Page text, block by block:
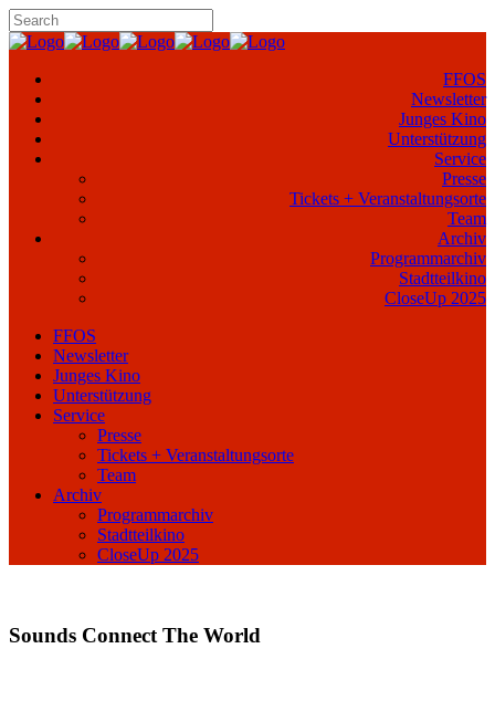
FFOS
Newsletter
Junges Kino
Unterstützung
Service
Presse
Tickets + Veranstaltungsorte
Team
Archiv
Programmarchiv
Stadtteilkino
CloseUp 2025
FFOS
Newsletter
Junges Kino
Unterstützung
Service
Presse
Tickets + Veranstaltungsorte
Team
Archiv
Programmarchiv
Stadtteilkino
CloseUp 2025
Sounds Connect The World